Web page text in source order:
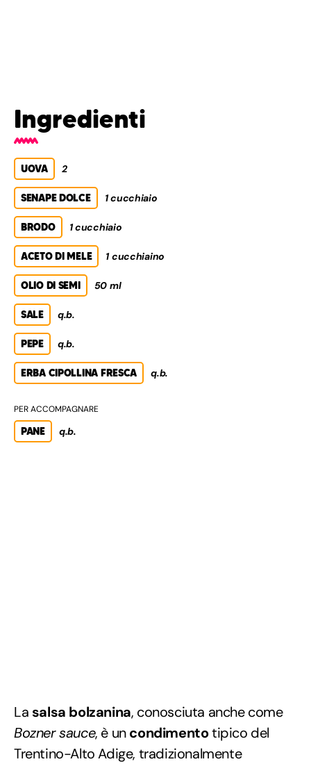
Ingredienti
UOVA 2
SENAPE DOLCE 1 cucchiaio
BRODO 1 cucchiaio
ACETO DI MELE 1 cucchiaino
OLIO DI SEMI 50 ml
SALE q.b.
PEPE q.b.
ERBA CIPOLLINA FRESCA q.b.
PER ACCOMPAGNARE
PANE q.b.
La salsa bolzanina, conosciuta anche come
Bozner sauce, è uncondimentotipico del
Trentino-Alto Adige, tradizionalmente